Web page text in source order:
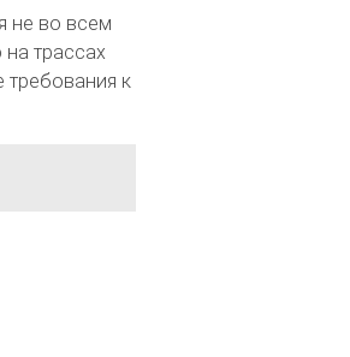
не во всем
трассах
требования к